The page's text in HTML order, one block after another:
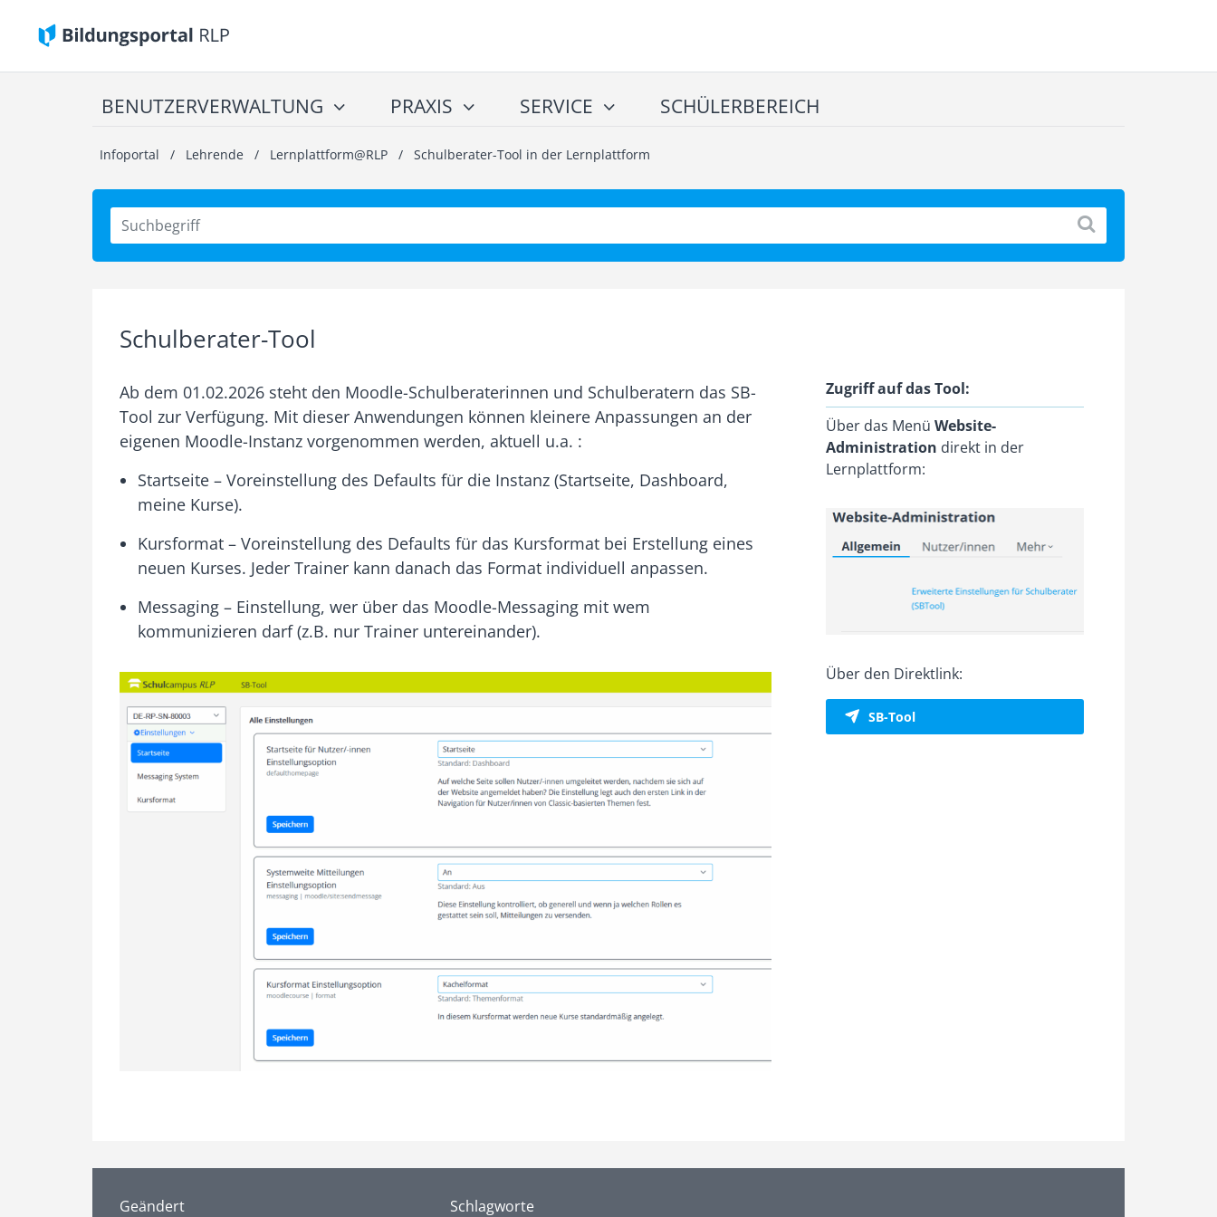
BENUTZERVERWALTUNG PRAXIS SERVICE SCHÜLERBEREICH
Infoportal / Lehrende / Lernplattform@RLP / Schulberater-Tool in der Lernplattform
Schulberater-Tool
Ab dem 01.02.2026 steht den Moodle-Schulberaterinnen und Schulberatern das SB-
Tool zur Verfügung. Mit dieser Anwendungen können kleinere Anpassungen an der
eigenen Moodle-Instanz vorgenommen werden, aktuell u.a. :
Startseite – Voreinstellung des Defaults für die Instanz (Startseite, Dashboard,
meine Kurse).
Kursformat – Voreinstellung des Defaults für das Kursformat bei Erstellung eines
neuen Kurses. Jeder Trainer kann danach das Format individuell anpassen.
Messaging – Einstellung, wer über das Moodle-Messaging mit wem
kommunizieren darf (z.B. nur Trainer untereinander).
Zugriff auf das Tool:
Über das Menü Website-
Administration direkt in der
Lernplattform:
Über den Direktlink:
SB-Tool
Geändert Schlagworte